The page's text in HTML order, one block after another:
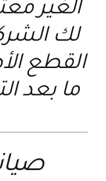
الغير
لك
القطع
ما بعد